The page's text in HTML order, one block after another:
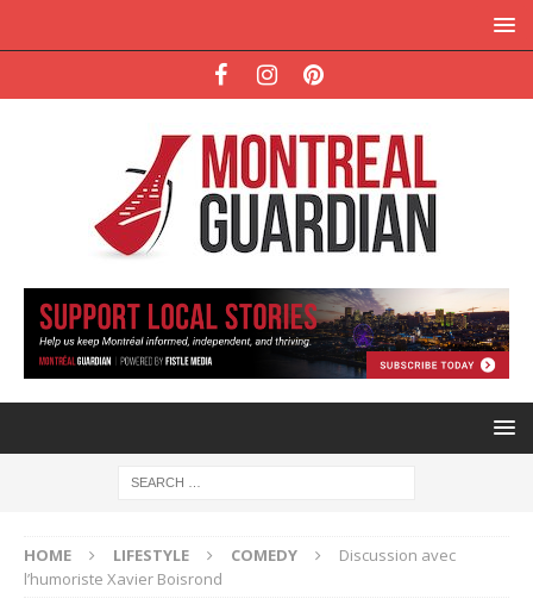
HOME LIFESTYLE COMEDY
Discussion avec
l’humoriste Xavier Boisrond